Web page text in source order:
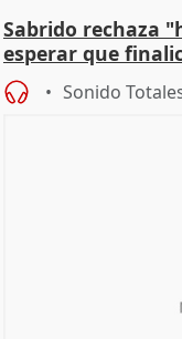
Sabrido rechaza
esperar que
Sonido